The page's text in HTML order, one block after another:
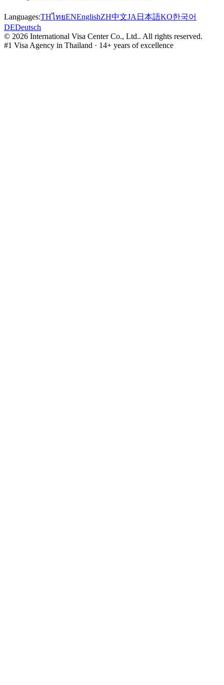
Languages:THไทยENEnglishZH中文JA 日本語KO한국어
DEDeutsch
© 2026 International Visa Center Co., Ltd.. All rights reserved.
#1 Visa Agency in Thailand · 14+ years of excellence